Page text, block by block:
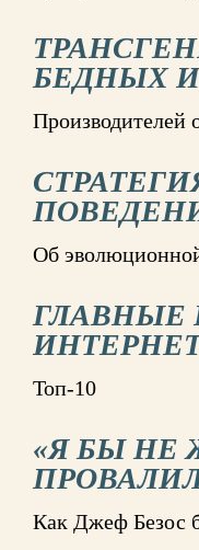
БЕДНЫХ
Производителей
Об
ГЛАВНЫЕ
Топ-10
«Я БЫ НЕ
Как Джеф Безос